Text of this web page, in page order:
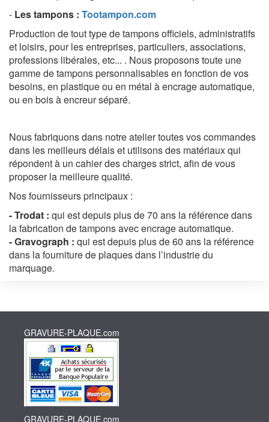
- Les tampons : Tootampon.com
Production de tout type de tampons officiels, administratifs
et loisirs, pour les entreprises, particuliers, associations,
professions libérales, etc... . Nous proposons toute une
gamme de tampons personnalisables en fonction de vos
besoins, en plastique ou en métal à encrage automatique,
ou en bois à encreur séparé.
Nous fabriquons dans notre atelier toutes vos commandes
dans les meilleurs délais et utilisons des matériaux qui
répondent à un cahier des charges strict, afin de vous
proposer la meilleure qualité.
Nos fournisseurs principaux :
- Trodat : qui est depuis plus de 70 ans la référence dans
la fabrication de tampons avec encrage automatique.
- Gravograph : qui est depuis plus de 60 ans la référence
dans la fourniture de plaques dans l’industrie du
marquage.
GRAVURE-PLAQUE.com
GRAVURE-PLAQUE.com